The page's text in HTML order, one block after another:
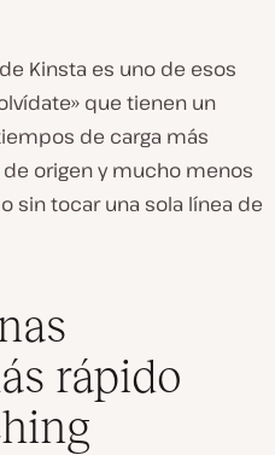
Kinsta es uno de esos
que tienen un
de carga más
origen y mucho menos
sin tocar una sola línea de
rápido